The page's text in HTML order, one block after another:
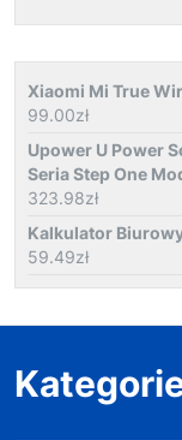
Xiaomi Mi True
99.00zł
Upower U Power
Seria Step One
323.98zł
Kalkulator
59.49zł